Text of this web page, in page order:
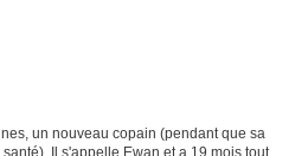
un nouveau copain (pendant que sa
Il s'appelle Ewan et a 19 mois tout